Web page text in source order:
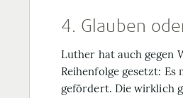
4. Glauben
Luther hat auch gegen
Reihenfolge gesetzt: Es
gefördert. Die wirklich